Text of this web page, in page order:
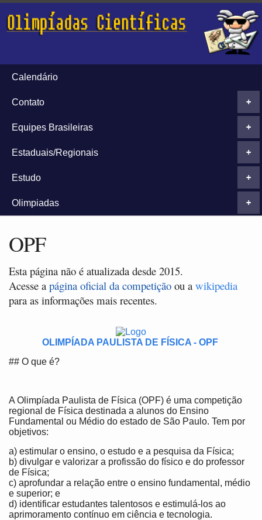
Calendário
+
Contato
+
Equipes Brasileiras
+
Estaduais/Regionais
+
Estudo
+
Olimpiadas
OPF
Esta página não é atualizada desde 2015.
Acesse a página oficial da competição ou a wikipedia
para as informações mais recentes.
OLIMPÍADA PAULISTA DE FÍSICA - OPF
## O que é?
A Olimpíada Paulista de Física (OPF) é uma competição
regional de Física destinada a alunos do Ensino
Fundamental ou Médio do estado de São Paulo. Tem por
objetivos:
a) estimular o ensino, o estudo e a pesquisa da Física;
b) divulgar e valorizar a profissão do físico e do professor
de Física;
c) aprofundar a relação entre o ensino fundamental, médio
e superior; e
d) identificar estudantes talentosos e estimulá-los ao
aprimoramento contínuo em ciência e tecnologia.